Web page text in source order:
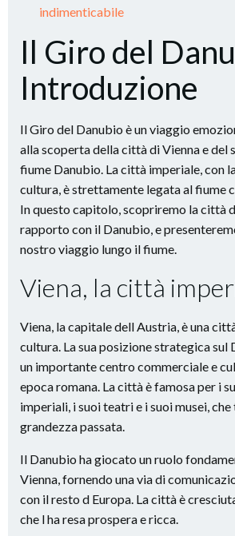
indimenticabile
Il Giro del
Introduzione
Il Giro del Danubio è un viaggio
alla scoperta della città di Vienna e del
fiume Danubio. La città imperiale, con
cultura, è strettamente legata al fiume
In questo capitolo, scopriremo la città
rapporto con il Danubio, e
nostro viaggio lungo il fiume.
Viena, la città
Viena, la capitale dell Austria, è una
cultura. La sua posizione strategica sul
un importante centro commerciale e
epoca romana. La città è famosa per i
imperiali, i suoi teatri e i suoi musei,
grandezza passata.
Il Danubio ha giocato un ruolo
Vienna, fornendo una via di
con il resto d Europa. La città è
che l ha resa prospera e ricca.